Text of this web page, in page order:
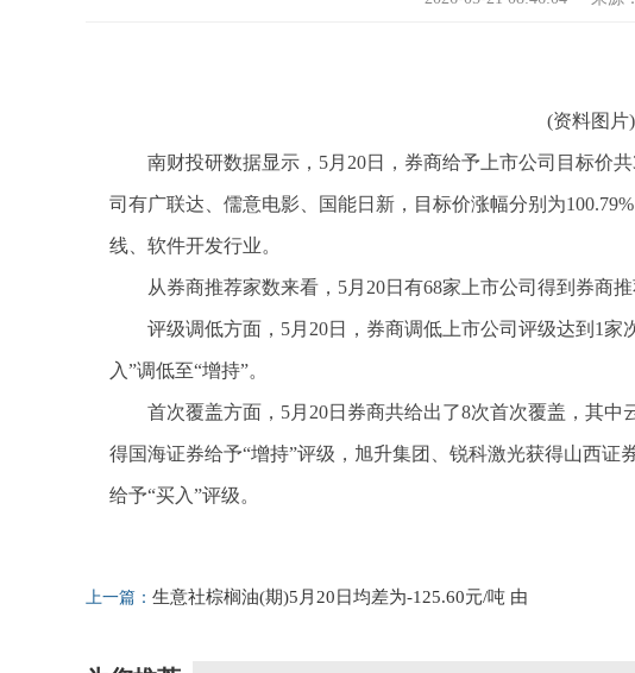
(资料图片)
南财投研数据显示，5月20日，券商给予上市公司目标价
司有广联达、儒意电影、国能日新，目标价涨幅分别为
线、软件开发行业。
从券商推荐家数来看，5月20日有68家上市公司得到券商推
评级调低方面，5月20日，券商调低上市公司评级达到1
入”调低至“增持”。
首次覆盖方面，5月20日券商共给出了8次首次覆盖，其
得国海证券给予“增持”评级，旭升集团、锐科激光获得山西证
给予“买入”评级。
上一篇： 生意社棕榈油(期)5月20日均差为-125.60元/吨 由